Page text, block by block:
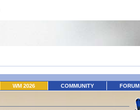
WM 2026 COMMUNITY FORUM